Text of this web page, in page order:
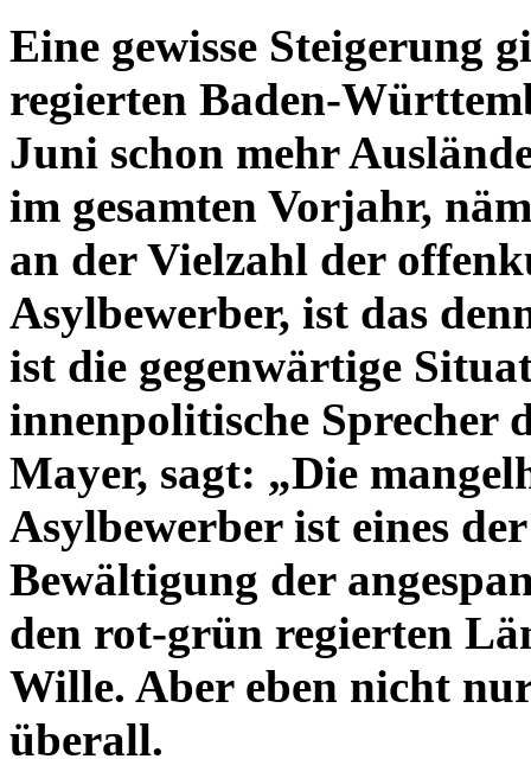
Eine gewisse Steigerung
regierten Baden-
Juni schon mehr
im gesamten Vorjahr,
an der Vielzahl der
Asylbewerber, ist das
ist die gegenwärtige
innenpolitische Sprecher
Mayer, sagt: „Die
Asylbewerber ist eines
Bewältigung der
den rot-grün regierten
Wille. Aber eben nicht
überall.